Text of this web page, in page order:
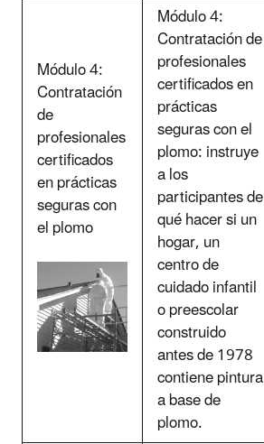
Módulo 4:
Contratación
de
profesionales
certificados
en prácticas
seguras con
el plomo
Módulo 4:
Contratación de
profesionales
certificados en
prácticas
seguras con el
plomo: instruye
a los
participantes de
qué hacer si un
hogar, un
centro de
cuidado infantil
o preescolar
construido
antes de 1978
contiene pintura
a base de
plomo.